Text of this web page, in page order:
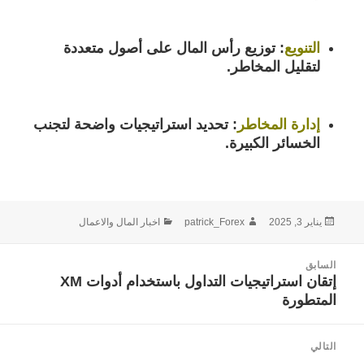
التنويع: توزيع رأس المال على أصول متعددة
لتقليل المخاطر.
إدارة المخاطر : تحديد استراتيجيات واضحة لتجنب
الخسائر الكبيرة.
نُشرت
يناير 3, 2025 الكاتب
patrick_Forex التصنيفات
اخبار المال والاعمال
المقالاتالسابق
المقالة
السابقة:
إتقان استراتيجيات التداول باستخدام أدوات XM
المتطورة
التالي